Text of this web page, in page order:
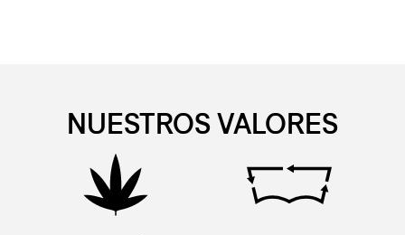
NUESTROS VALORES